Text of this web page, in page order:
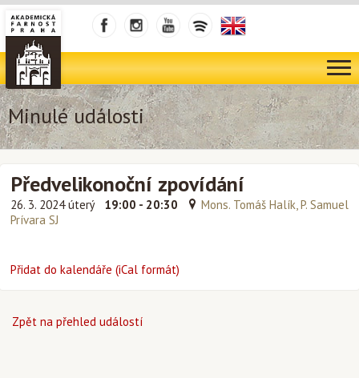
Minulé události
Předvelikonoční zpovídání
26. 3. 2024 úterý 19:00 - 20:30
Mons. Tomáš Halík, P. Samuel
Prívara SJ
Přidat do kalendáře (iCal formát)
Zpět na přehled událostí